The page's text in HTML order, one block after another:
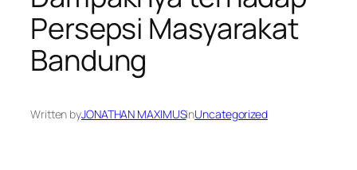
Persepsi Masyarakat
Bandung
Written byJONATHAN MAXIMUSinUncategorized